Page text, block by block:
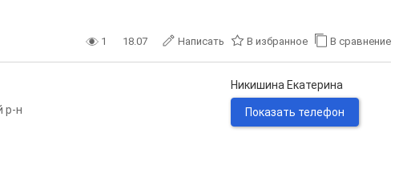
1 18.07 Написать В избранное В сравнение
р-н
Никишина Екатерина
Показать телефон